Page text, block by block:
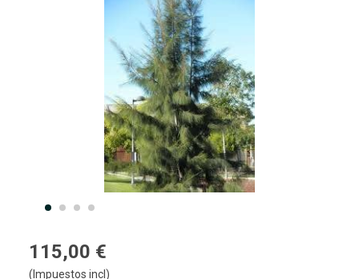
115,00 €
(Impuestos incl)